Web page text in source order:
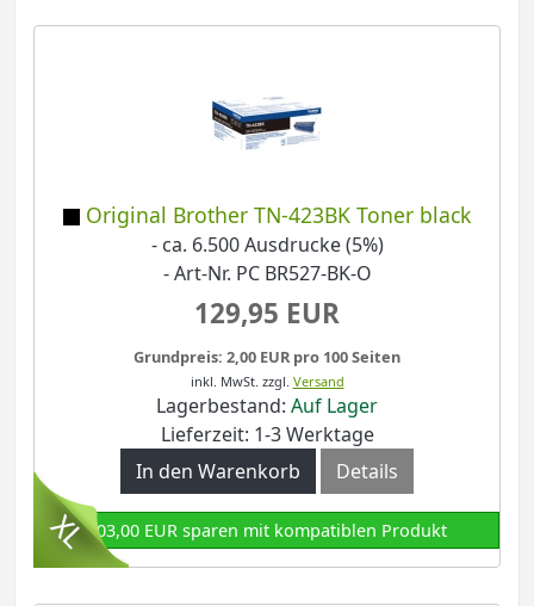
Original Brother TN-423BK Toner black
- ca. 6.500 Ausdrucke (5%)
- Art-Nr. PC BR527-BK-O
129,95 EUR
Grundpreis: 2,00 EUR pro 100 Seiten
inkl. MwSt. zzgl. Versand
Lagerbestand: Auf Lager
Lieferzeit: 1-3 Werktage
In den Warenkorb
Details
103,00 EUR sparen mit kompatiblen Produkt